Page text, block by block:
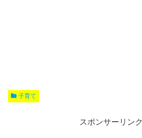
子育て
スポンサーリンク